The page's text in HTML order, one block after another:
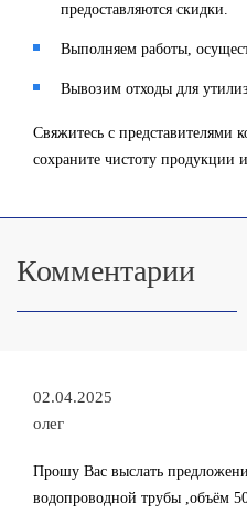
предоставляются скидки.
Выполняем работы,
Вывозим отходы для
Свяжитесь с представителями
сохраните чистоту продукции
Комментарии
02.04.2025
олег
Прошу Вас выслать
водопроводной трубы ,объём